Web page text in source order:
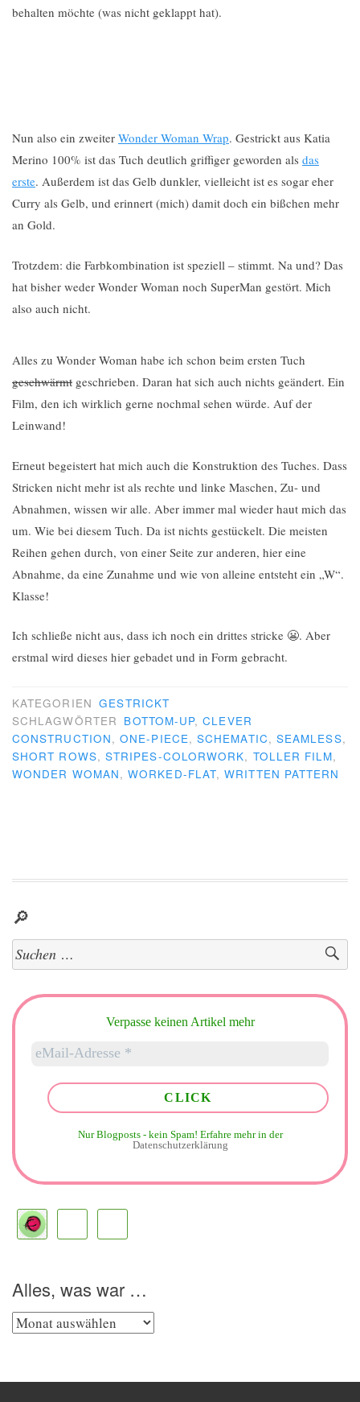
behalten möchte (was nicht geklappt hat).
Nun also ein zweiter Wonder Woman Wrap. Gestrickt aus Katia
Merino 100% ist das Tuch deutlich griffiger geworden als das
erste. Außerdem ist das Gelb dunkler, vielleicht ist es sogar eher
Curry als Gelb, und erinnert (mich) damit doch ein bißchen mehr
an Gold.
Trotzdem: die Farbkombination ist speziell – stimmt. Na und? Das
hat bisher weder Wonder Woman noch SuperMan gestört. Mich
also auch nicht.
Alles zu Wonder Woman habe ich schon beim ersten Tuch
geschwärmt geschrieben. Daran hat sich auch nichts geändert. Ein
Film, den ich wirklich gerne nochmal sehen würde. Auf der
Leinwand!
Erneut begeistert hat mich auch die Konstruktion des Tuches. Dass
Stricken nicht mehr ist als rechte und linke Maschen, Zu- und
Abnahmen, wissen wir alle. Aber immer mal wieder haut mich das
um. Wie bei diesem Tuch. Da ist nichts gestückelt. Die meisten
Reihen gehen durch, von einer Seite zur anderen, hier eine
Abnahme, da eine Zunahme und wie von alleine entsteht ein „W“.
Klasse!
Ich schließe nicht aus, dass ich noch ein drittes stricke 😬. Aber
erstmal wird dieses hier gebadet und in Form gebracht.
KATEGORIEN GESTRICKT
SCHLAGWÖRTER BOTTOM-UP,CLEVER
CONSTRUCTION,ONE-PIECE,SCHEMATIC, SEAMLESS,
SHORT ROWS, STRIPES-COLORWORK, TOLLER FILM,
WONDER WOMAN,WORKED-FLAT,WRITTEN PATTERN
🔎
Suchen
nach:
Verpasse keinen Artikel mehr
Nur Blogposts - kein Spam! Erfahre mehr in der
Datenschutzerklärung
Alles, was war …
Alles,
…